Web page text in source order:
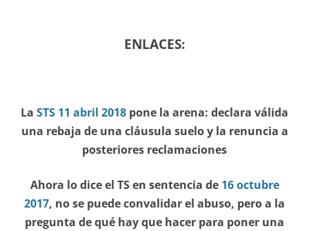
ENLACES:
La STS 11 abril 2018 pone la arena: declara válida
una rebaja de una cláusula suelo y la renuncia a
posteriores reclamaciones
Ahora lo dice el TS en sentencia de 16 octubre
2017, no se puede convalidar el abuso, pero a la
pregunta de qué hay que hacer para poner una